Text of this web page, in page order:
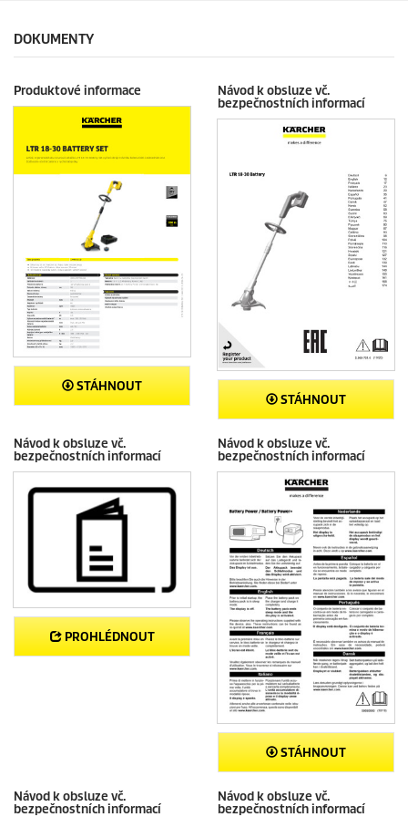
6
r
c
e
z
í
DOKUMENTY
Produktové informace
STÁHNOUT
Návod k obsluze vč.
bezpečnostních informací
STÁHNOUT
Návod k obsluze vč.
bezpečnostních informací
PROHLÉDNOUT
Návod k obsluze vč.
bezpečnostních informací
STÁHNOUT
Návod k obsluze vč.
bezpečnostních informací
Návod k obsluze vč.
bezpečnostních informací